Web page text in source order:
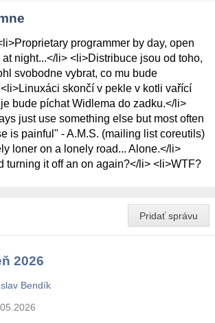
programmer by day, open
night...</li> <li>Distribuce jsou od toho,
svobodne vybrat, co mu bude
skončí v pekle v kotli vařící
bude píchat Widlema do zadku.</li>
just use something else but most often
is painful" - A.M.S. (mailing list coreutils)
loner on a lonely road... Alone.</li>
turning it off an on again?</li> <li>WTF?
Pridať správu
2026
Bendík